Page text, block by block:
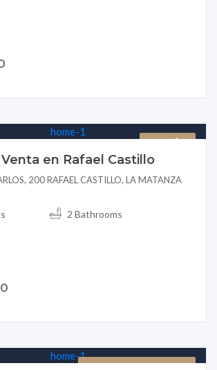
en Rafael Castillo
200 RAFAEL CASTILLO, LA MATANZA
2 Bathrooms